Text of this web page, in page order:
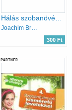
Hálás szobanövények (Csináld magad)
Joachim Breschke
300 Ft
PARTNER